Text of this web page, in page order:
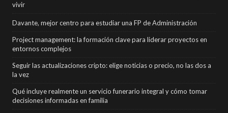
vivir
Davante, mejor centro para estudiar una FP de Administración
Project management: la formación clave para liderar proyectos en
entornos complejos
Seguir las actualizaciones cripto: elige noticias o precio, no las dos a
la vez
Qué incluye realmente un servicio funerario integral y cómo tomar
decisiones informadas en familia